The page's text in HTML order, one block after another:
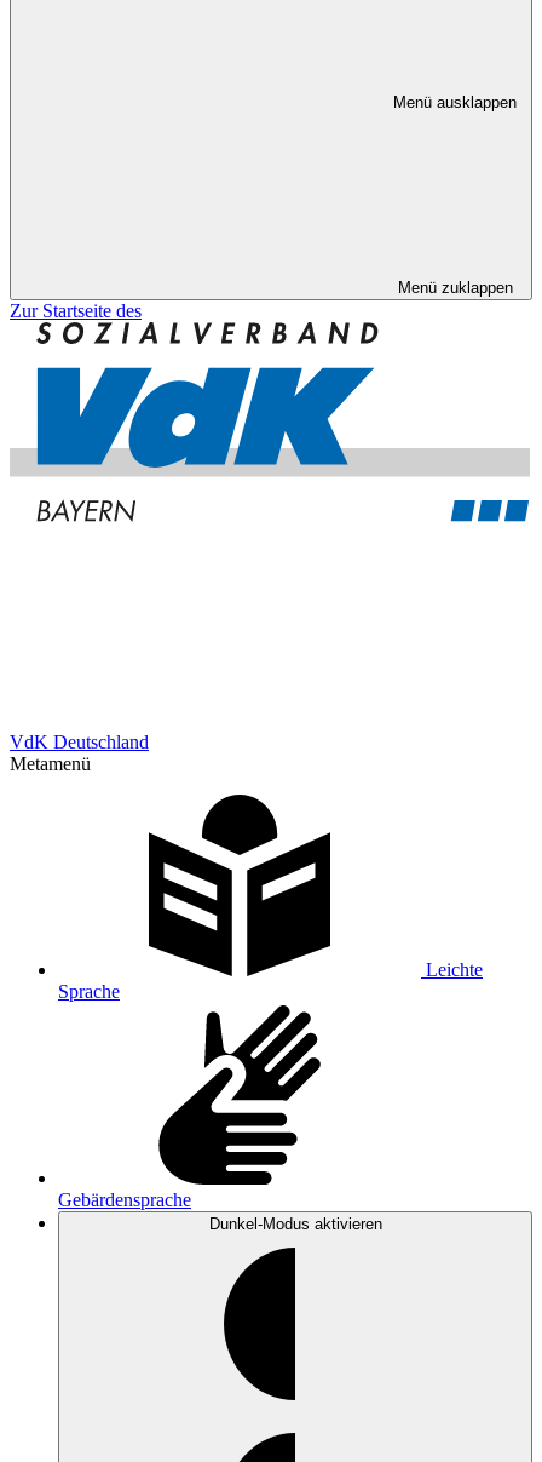
Menü ausklappen
Menü zuklappen
Zur Startseite des
VdK Deutschland
Metamenü
Leichte
Sprache
Gebärdensprache
Dunkel-Modus aktivieren